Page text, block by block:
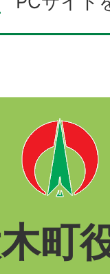
町